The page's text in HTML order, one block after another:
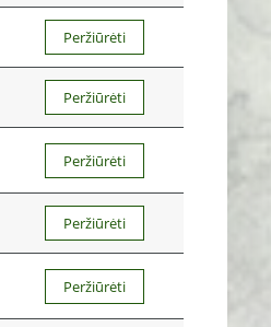
Peržiūrėti
Peržiūrėti
Peržiūrėti
Peržiūrėti
Peržiūrėti